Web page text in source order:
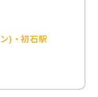
)・初石駅